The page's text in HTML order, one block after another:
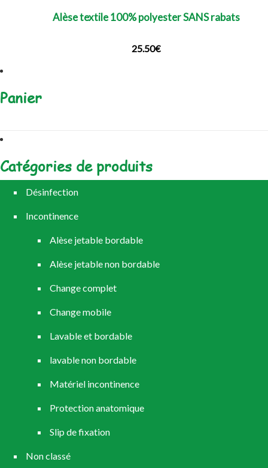
Alèse textile 100% polyester SANS rabats
25.50€
Panier
Catégories de produits
Désinfection
Incontinence
Alèse jetable bordable
Alèse jetable non bordable
Change complet
Change mobile
Lavable et bordable
lavable non bordable
Matériel incontinence
Protection anatomique
Slip de fixation
Non classé